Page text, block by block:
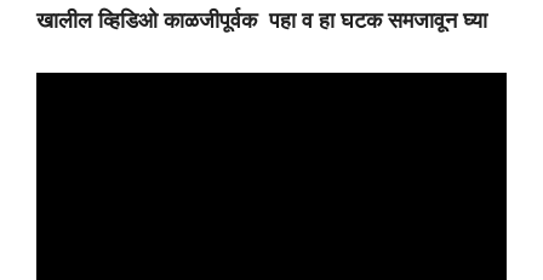
खालील व्हिडिओ काळजीपूर्वक पहा व हा घटक समजावून घ्या